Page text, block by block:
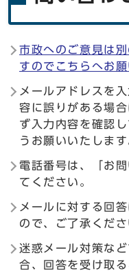
市政へのご意見は
すのでこちらへお願
メールアドレスを
容に誤りがある場
ず入力内容を確認
うお願いいたします
電話番号は、「お
てください。
メールに対する回
ので、ご了承くださ
迷惑メール対策な
合、回答を受け取